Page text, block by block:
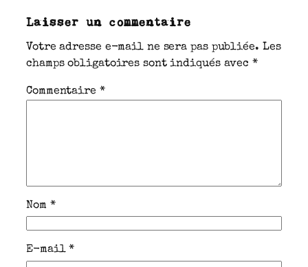
Laisser un commentaire
Votre adresse e-mail ne sera pas publiée. Les
champs obligatoires sont indiqués avec*
Commentaire *
Nom *
E-mail*